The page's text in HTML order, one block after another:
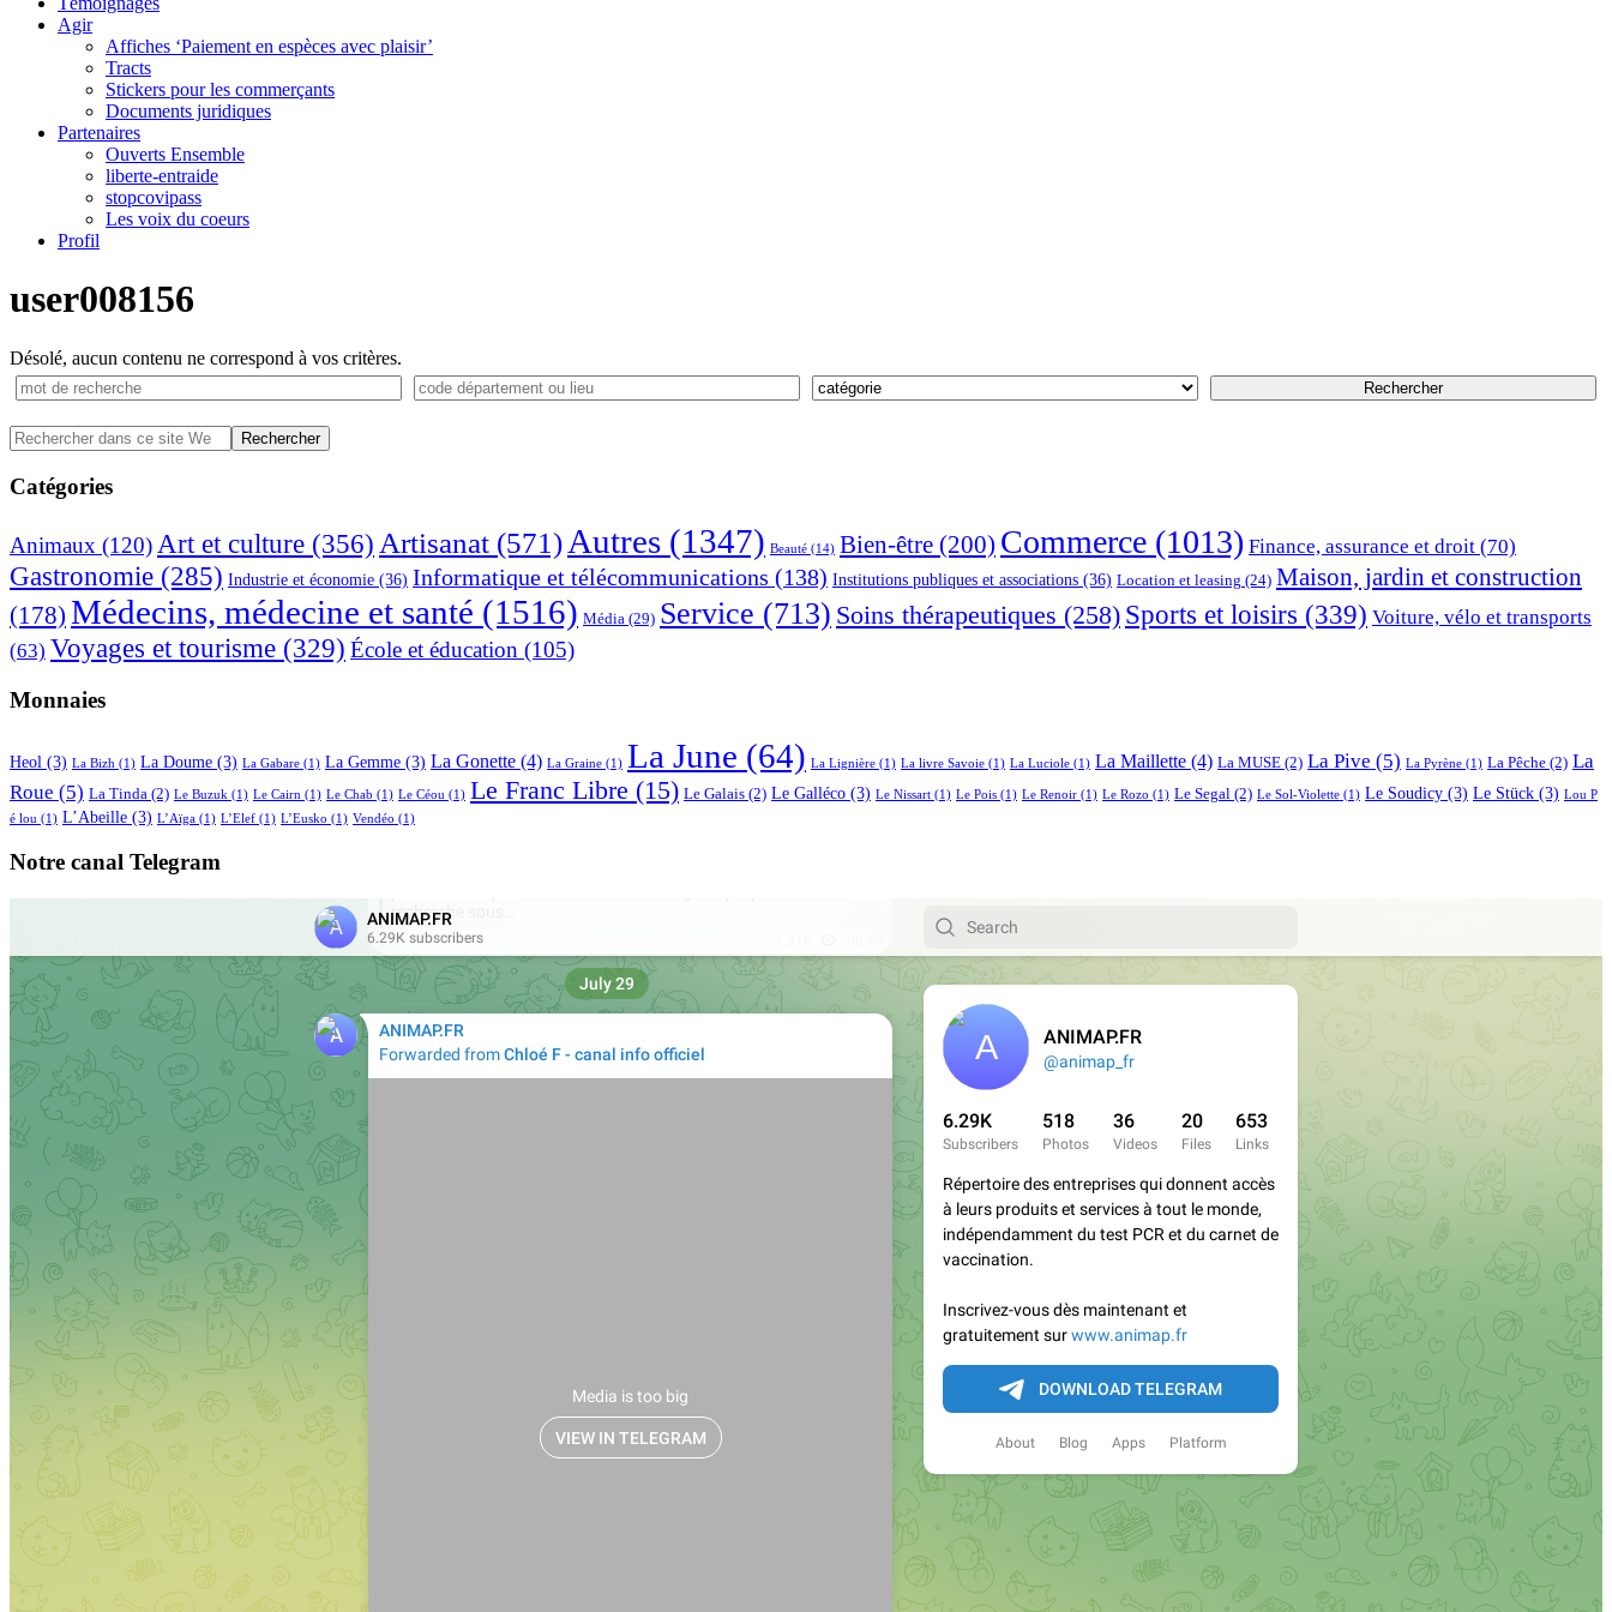
Agir
Affiches ‘Paiement en espèces avec plaisir’
Tracts
Stickers pour les commerçants
Documents juridiques
Partenaires
Ouverts Ensemble
liberte-entraide
stopcovipass
Les voix du coeurs
Profil
user008156
Désolé, aucun contenu ne correspond à vos critères.
Barre
latérale
principale
Rechercher
dans
ce
site
Catégories
Animaux (120)Art et culture (356) Artisanat (571) Autres (1347) Beauté (14) Bien-être (200) Commerce (1013) Finance, assurance et droit (70)
Gastronomie (285) Industrie et économie (36) Informatique et télécommunications (138) Institutions publiques et associations (36) Location et leasing (24) Maison, jardin et construction
(178) Médecins, médecine et santé (1516) Média (29) Service (713) Soins thérapeutiques (258) Sports et loisirs (339) Voiture, vélo et transports
(63) Voyages et tourisme (329) École et éducation (105)
Monnaies
Heol (3) La Bizh (1) La Doume (3) La Gabare (1) La Gemme (3) La Gonette (4) La Graine (1) La June (64) La Lignière (1) La livre Savoie (1) La Luciole (1) La Maillette (4) La MUSE (2) La Pive (5) La Pyrène (1) La Pêche (2) La
Roue (5) La Tinda (2) Le Buzuk (1) Le Cairn (1) Le Chab (1) Le Céou (1) Le Franc Libre (15) Le Galais (2) Le Galléco (3) Le Nissart (1) Le Pois (1) Le Renoir (1) Le Rozo (1) Le Segal (2) Le Sol-Violette (1) Le Soudicy (3) Le Stück (3) Lou P
é lou (1) L’Abeille (3) L’Aïga (1) L’Elef (1) L’Eusko (1) Vendéo (1)
Notre canal Telegram